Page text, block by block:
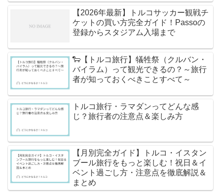
【2026年最新】トルコサッカー観戦チ
ケットの買い方完全ガイド！Passoの
登録からスタジアム入場まで
🐑【トルコ旅行】犠牲祭（クルバン・
バイラム）って観光できるの？～旅行
者が知っておくべきことすべて～
トルコ旅行・ラマダンってどんな感
じ？旅行者の注意点＆楽しみ方
【月別完全ガイド】トルコ・イスタン
ブール旅行をもっと楽しむ！祝日＆イ
ベント過ごし方・注意点を徹底解説＆
まとめ